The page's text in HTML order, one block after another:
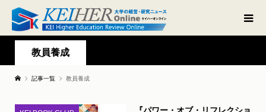
教員養成
記事一覧 教員養成